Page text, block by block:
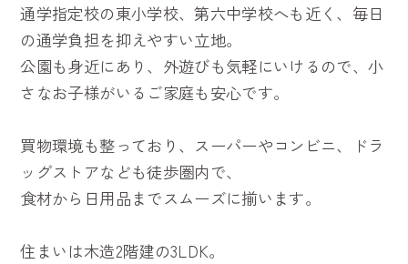
通学指定校の東小学校、第六中学校へも近く、毎日
の通学負担を抑えやすい立地。
公園も身近にあり、外遊びも気軽にいけるので、小
さなお子様がいるご家庭も安心です。
買物環境も整っており、スーパーやコンビニ、ドラ
ッグストアなども徒歩圏内で、
食材から日用品までスムーズに揃います。
住まいは木造2階建の3LDK。